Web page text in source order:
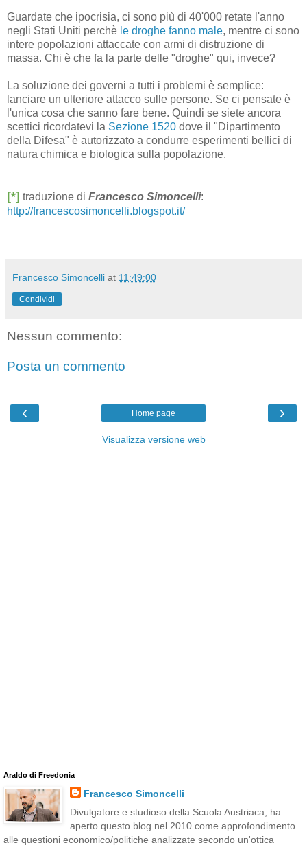
Guardate che ipocrisia, ci sono più di 40'000 retate l'anno
negli Stati Uniti perchè le droghe fanno male, mentre ci sono
intere popolazioni attaccate con armi di distruzione di
massa. Chi è che fa la parte delle "droghe" qui, invece?
La soluzione dei governi a tutti i problemi è semplice:
lanciare un ulteriore attacco sulle persone. Se ci pensate è
l'unica cosa che sanno fare bene. Quindi se siete ancora
scettici ricordatevi la Sezione 1520 dove il "Dipartimento
della Difesa" è autorizzato a condurre esperimenti bellici di
natura chimica e biologica sulla popolazione.
[*] traduzione di Francesco Simoncelli:
http://francescosimoncelli.blogspot.it/
Francesco Simoncelli at 11:49:00
Condividi
Nessun commento:
Posta un commento
‹ ›
Home page
Visualizza versione web
Araldo di Freedonia
Francesco Simoncelli
Divulgatore e studioso della Scuola Austriaca, ha
aperto questo blog nel 2010 come approfondimento
alle questioni economico/politiche analizzate secondo un'ottica